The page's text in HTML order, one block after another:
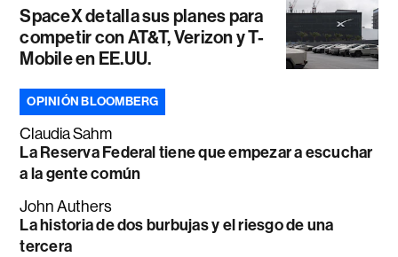
SpaceX detalla sus planes para
competir con AT&T, Verizon y T-
Mobile en EE.UU.
OPINIÓN BLOOMBERG
Claudia Sahm
La Reserva Federal tiene que empezar a escuchar
a la gente común
John Authers
La historia de dos burbujas y el riesgo de una
tercera